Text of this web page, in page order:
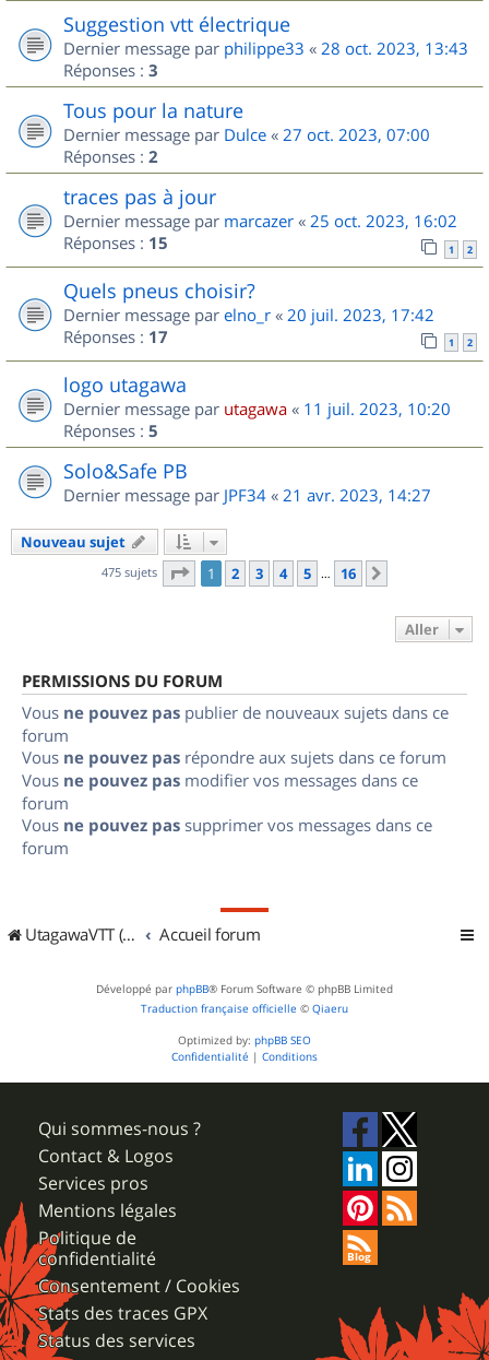
Suggestion vtt électrique
Dernier message par philippe33 « 28 oct. 2023, 13:43
Réponses : 3
Tous pour la nature
Dernier message par Dulce « 27 oct. 2023, 07:00
Réponses : 2
traces pas à jour
Dernier message par marcazer « 25 oct. 2023, 16:02
Réponses : 15 1 2
Quels pneus choisir?
Dernier message par elno_r « 20 juil. 2023, 17:42
Réponses : 17 1 2
logo utagawa
Dernier message par utagawa « 11 juil. 2023, 10:20
Réponses : 5
Solo&Safe PB
Dernier message par JPF34 « 21 avr. 2023, 14:27
Nouveau sujet
475 sujets Page 1sur
1 2 3 4 5 … 16
Aller
PERMISSIONS DU FORUM
Vous ne pouvez pas publier de nouveaux sujets dans ce
forum
Vous ne pouvez pas répondre aux sujets dans ce forum
Vous ne pouvez pas modifier vos messages dans ce
forum
Vous ne pouvez pas supprimer vos messages dans ce
forum
UtagawaVTT (Randos VTT et VTTAE avec traces GPS) Accueil forum
Développé par phpBB® Forum Software © phpBB Limited
Traduction française officielle © Qiaeru
Optimized by: phpBB SEO
Confidentialité | Conditions
Qui sommes-nous ?
Contact & Logos
Services pros
Mentions légales
Politique de
confidentialité
Consentement / Cookies
Stats des traces GPX
Status des services